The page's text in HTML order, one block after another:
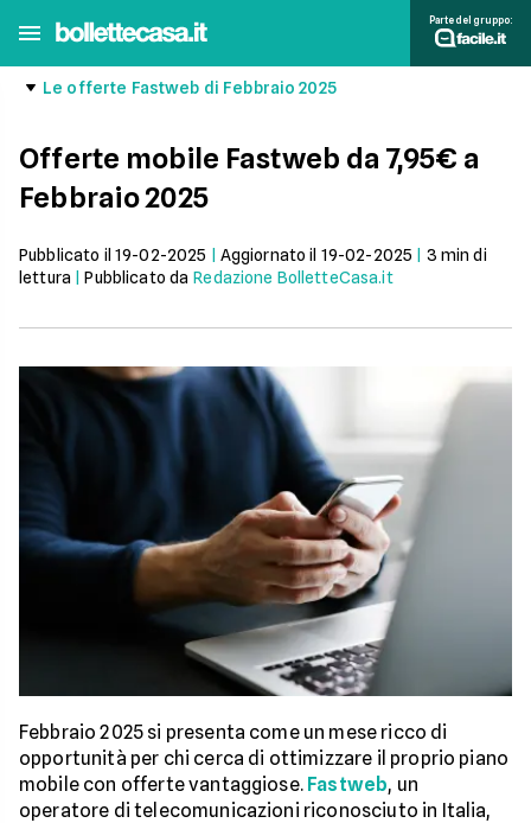
Parte del gruppo:
Le offerte Fastweb di Febbraio 2025
Offerte mobile Fastweb da 7,95€ a
Febbraio 2025
Pubblicato il 19-02-2025 Aggiornato il 19-02-2025 3 min di
lettura |Pubblicato da Redazione BolletteCasa.it
Febbraio 2025 si presenta come un mese ricco di
opportunità per chi cerca di ottimizzare il proprio piano
mobile con offerte vantaggiose. Fastweb, un
operatore di telecomunicazioni riconosciuto in Italia,